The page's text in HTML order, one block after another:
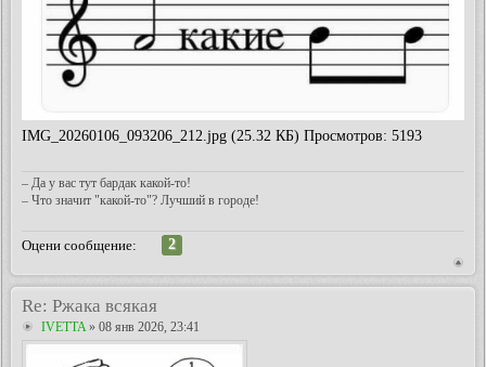
IMG_20260106_093206_212.jpg (25.32 КБ) Просмотров: 5193
– Да у вас тут бардак какой-то!
– Что значит "какой-то"? Лучший в городе!
Оцени сообщение:
2
Re: Ржака всякая
IVETTA » 08 янв 2026, 23:41